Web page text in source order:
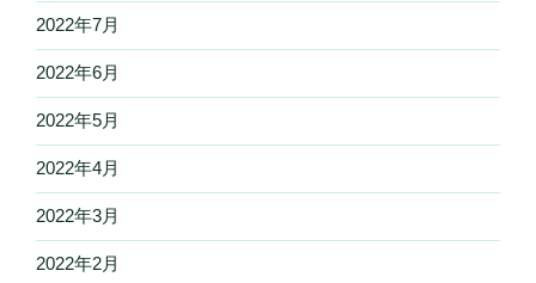
2022年7月
2022年6月
2022年5月
2022年4月
2022年3月
2022年2月